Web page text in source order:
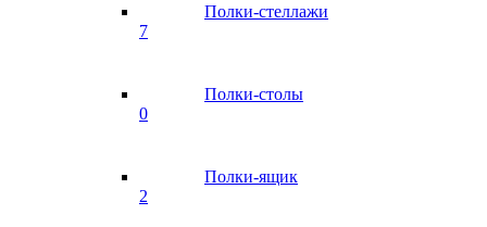
Полки-стеллажи
7
Полки-столы
0
Полки-ящик
2